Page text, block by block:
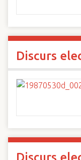
Discurs
Discurs